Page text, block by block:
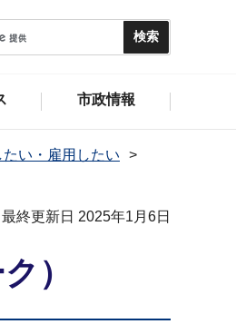
市政情報
たい・雇用したい
最終更新日 2025年1月6日
）